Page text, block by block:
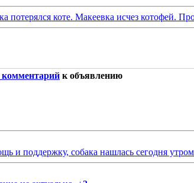
потерялся коте. Макеевка исчез котофей.
комментарий к объявлению
и поддержку, собака нашлась сегодня